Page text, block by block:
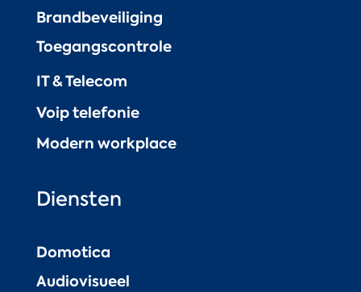
Brandbeveiliging
Toegangscontrole
IT & Telecom
Voip telefonie
Modern workplace
Diensten
Domotica
Audiovisueel